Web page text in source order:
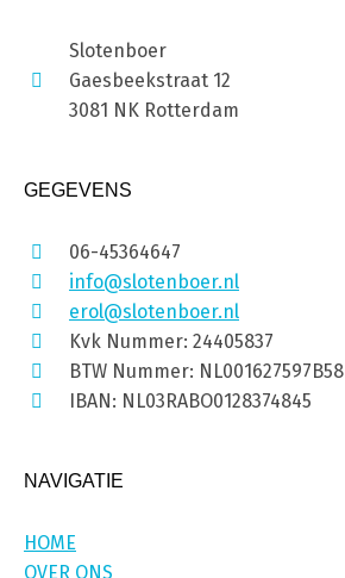
Slotenboer
Gaesbeekstraat 12
3081 NK Rotterdam
GEGEVENS
06-45364647
info@slotenboer.nl
erol@slotenboer.nl
Kvk Nummer: 24405837
BTW Nummer: NL001627597B58
IBAN: NL03RABO0128374845
NAVIGATIE
HOME
OVER ONS